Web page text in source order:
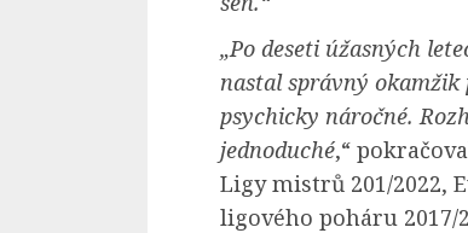
„Po deseti úžasných
nastal správný okamžik
psychicky náročné.
jednoduché,“
Ligy mistrů 201/2022,
ligového poháru 2017/